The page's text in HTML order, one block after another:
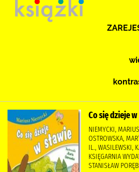
Co się dzieje
NIEMYCKI,
OSTROWSKA,
IL., WASILEWSKI,
KSIĘGARNIA
STANISŁAW